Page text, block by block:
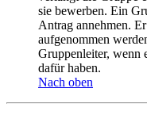
sie bewerben. Ein
Antrag annehmen.
aufgenommen
Gruppenleiter, wenn
dafür haben.
Nach oben